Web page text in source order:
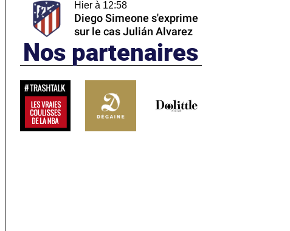
Hier à 12:58
Diego Simeone s'exprime
sur le cas Julián Alvarez
Nos partenaires